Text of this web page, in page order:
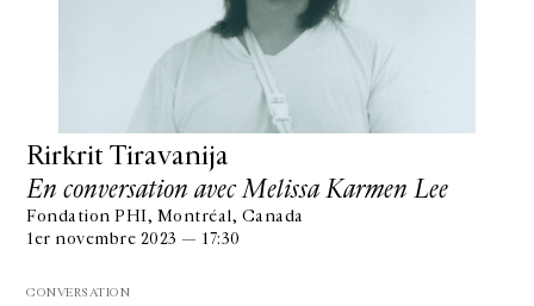
Rirkrit Tiravanija
En conversation avec Melissa Karmen Lee
Fondation PHI, Montréal, Canada
1er novembre 2023 — 17:30
CONVERSATION
T.+33 1 42 77 38 87